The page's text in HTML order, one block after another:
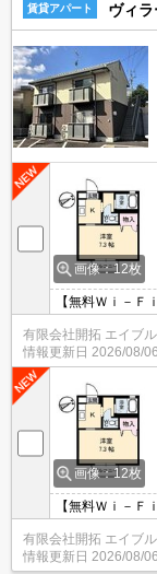
賃貸アパート ヴィ
画像：12枚
【無料Ｗｉ－Ｆ
ロ付システムキ
３年７月完了遮
を受けにくいた
有限会社開拓 エイブ
情報更新日 2026/08/06
画像：12枚
【無料Ｗｉ－Ｆ
ロ付システムキ
３年７月完了遮
を受けにくいた
有限会社開拓 エイブ
情報更新日 2026/08/06